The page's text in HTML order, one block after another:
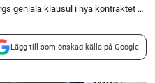
Conny Strömbergs geniala klausul i nya kontraktet – för att förlänga karriären ytterligare
Lägg till som önskad källa på Google